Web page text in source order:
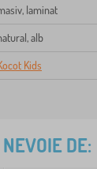
laminat
alb
Kids
DE: